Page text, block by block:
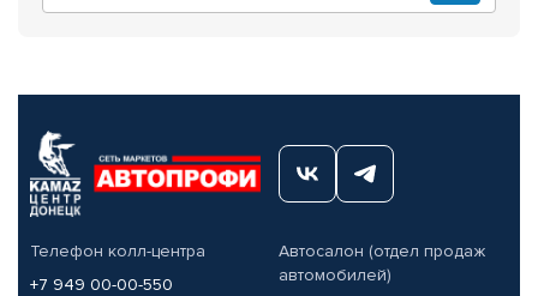
Телефон колл-центра
+7 949 00-00-550
Автосалон (отдел продаж
автомобилей)